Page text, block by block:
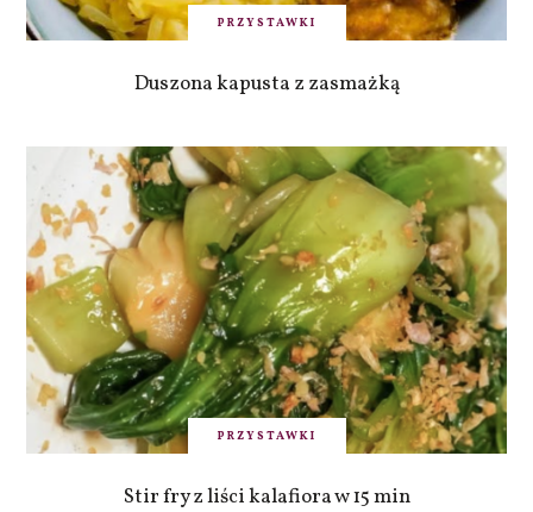
PRZYSTAWKI
Duszona kapusta z zasmażką
PRZYSTAWKI
Stir fry z liści kalafiora w 15 min